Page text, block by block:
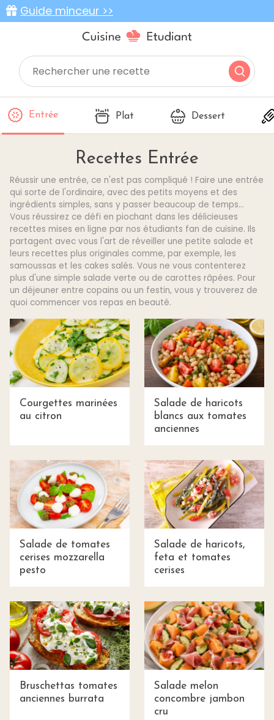
Guide minceur >>
Entrée Plat Dessert
Recettes Entrée
Réussir une entrée, ce n'est pas compliqué ! Faire une entrée
qui sorte de l'ordinaire, avec des petits moyens et des
ingrédients simples, sans y passer beaucoup de temps...
Vous réussirez ce défi en piochant dans les délicieuses
recettes mises en ligne par nos étudiants fan de cuisine. Ils
partagent avec vous l'art de réveiller une petite salade et
leurs recettes plus originales comme, par exemple, les
samoussas et les cakes salés. Vous ne vous contenterez
plus d'une simple salade verte ou de carottes râpées. Pour
un déjeuner entre copains ou un festin, vous y trouverez de
quoi commencer vos repas en beauté.
Courgettes marinées
au citron
Salade de haricots
blancs aux tomates
anciennes
Salade de tomates
cerises mozzarella
pesto
Salade de haricots,
feta et tomates
cerises
Bruschettas tomates
anciennes burrata
Salade melon
concombre jambon
cru